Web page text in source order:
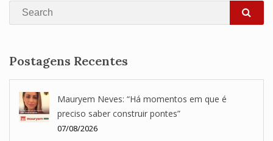
Search
Postagens Recentes
Mauryem Neves: “Há momentos em que é
preciso saber construir pontes”
07/08/2026